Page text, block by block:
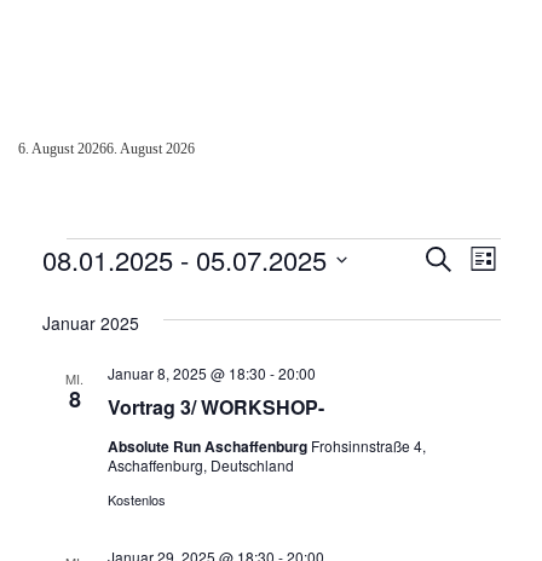
6. August 20266. August 2026
Veranstaltungen Suche
Liste
08.01.2025 - 05.07.2025
wählen.
Januar 2025
MI.
8 Vortrag 3/ WORKSHOP-
Januar 8, 2025 @ 18:30 -20:00
Absolute Run Aschaffenburg Frohsinnstraße 4,
Aschaffenburg, Deutschland
Kostenlos
Januar 29, 2025 @ 18:30 -20:00